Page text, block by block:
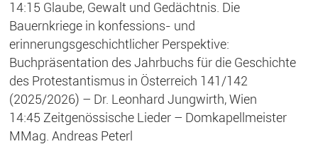
14:15 Glaube, Gewalt und Gedächtnis. Die
Bauernkriege in konfessions- und
erinnerungsgeschichtlicher Perspektive:
Buchpräsentation des Jahrbuchs für die Geschichte
des Protestantismus in Österreich 141/142
(2025/2026) – Dr. Leonhard Jungwirth, Wien
14:45 Zeitgenössische Lieder – Domkapellmeister
MMag. Andreas Peterl